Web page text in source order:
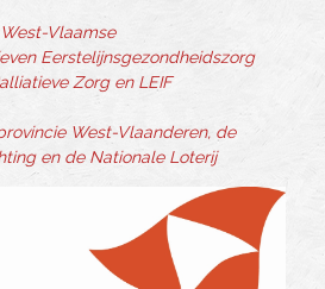
Vlaamse
Eerstelijnsgezondheidszorg
Zorg en LEIF
West-Vlaanderen, de
en de Nationale Loterij